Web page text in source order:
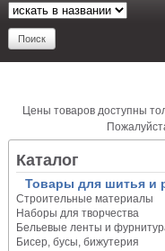
Цены товаров доступны
Каталог
Товары для шитья и
Строительные материалы
Наборы для творчества
Бельевые ленты и
Бисер, бусы, бижутерия